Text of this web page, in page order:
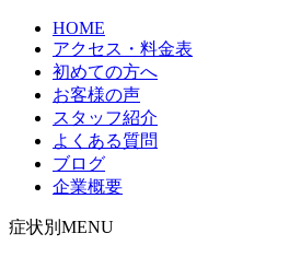
HOME
アクセス・料金表
初めての方へ
お客様の声
スタッフ紹介
よくある質問
ブログ
企業概要
症状別MENU